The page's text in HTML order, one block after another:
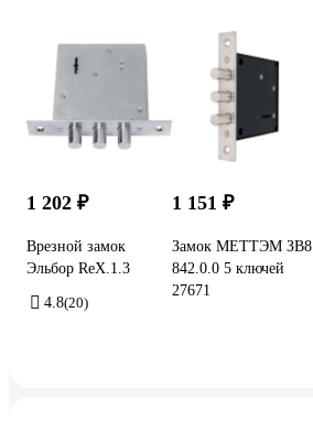
1 202 ₽
Врезной замок
Эльбор ReX.1.3
4.8(20)
1 151 ₽
Замок МЕТТЭМ ЗВ8
842.0.0 5 ключей
27671